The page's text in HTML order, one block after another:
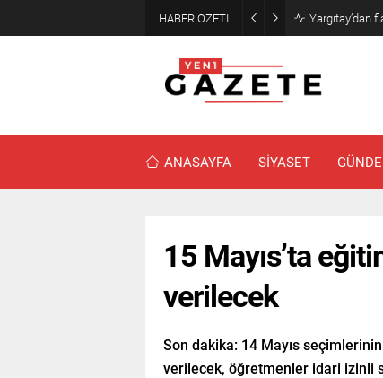
HABER ÖZETİ Narin
ANASAYFA SİYASET
15 Mayıs’ta
verilecek
Son dakika: 14 Mayıs
verilecek, öğretmenler idari izinli